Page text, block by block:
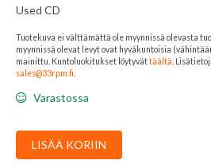
Used CD
Tuotekuva ei välttämättä ole myynnissä olevasta
myynnissä olevat levyt ovat hyväkuntoisia
mainittu. Kuntoluokitukset löytyvättäältä .
sales@33rpm.fi
Varastossa
Nicole
Willis
LISÄÄ KORIIN